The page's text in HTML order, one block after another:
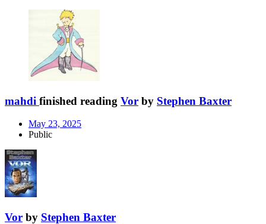
mahdi finished reading Vor by Stephen Baxter
May 23, 2025
Public
Vor by Stephen Baxter